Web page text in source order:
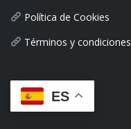
Política de Cookies
Términos y condiciones
ES